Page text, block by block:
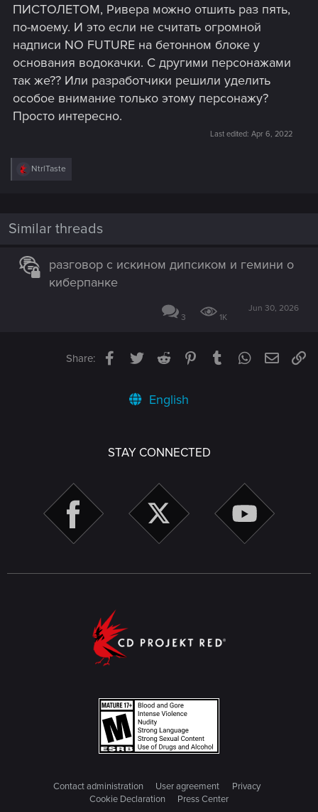
ПИСТОЛЕТОМ, Ривера можно отшить раз пять,
по-моему. И это если не считать огромной
надписи NO FUTURE на бетонном блоке у
основания водокачки. С другими персонажами
так же?? Или разработчики решили уделить
особое внимание только этому персонажу?
Просто интересно.
Last edited: Apr 6, 2022
R
i
o
s
:
NtrlTaste
Similar threads
разговор с искином дипсиком и гемини о
киберпанке
3 1K
Jun 30, 2026
Share: Facebook
TwitterReddit PinterestTumblrWhatsApp
Email
English
STAY CONNECTED
Contact administration User agreement
Privacy
Cookie Declaration
Press Center